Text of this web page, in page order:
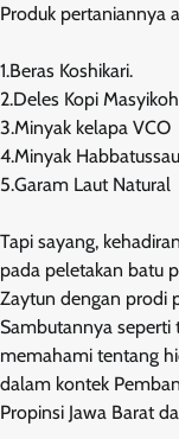
Produk pertaniannya
1.Beras Koshikari.
2.Deles Kopi Masyikoh
3.Minyak kelapa VCO
4.Minyak
5.Garam Laut Natural
Tapi sayang,
pada peletakan batu
Zaytun dengan prodi
Sambutannya
memahami tentang
dalam kontek
Propinsi Jawa Barat